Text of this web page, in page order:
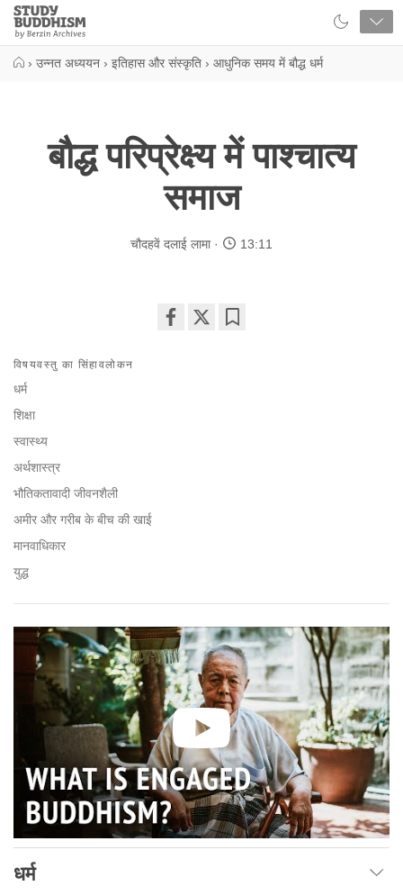
Close
Study
Buddhism
› उन्नत अध्ययन › इतिहास और संस्कृति › आधुनिक समय में बौद्ध धर्म
बौद्ध परिप्रेक्ष्य में पाश्चात्य
समाज
चौदहवें दलाई लामा 13:11
विषयवस्तु का सिंहावलोकन
धर्म
शिक्षा
स्वास्थ्य
अर्थशास्त्र
भौतिकतावादी जीवनशैली
अमीर और गरीब के बीच की खाई
मानवाधिकार
युद्ध
धर्म